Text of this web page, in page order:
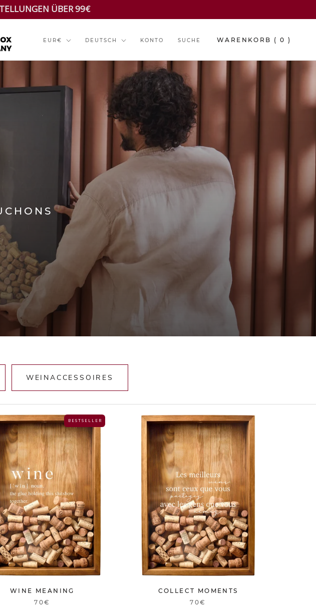
ÜBER 99€
Währung
EUR€ Sprache
DEUTSCH KONTO SUCHE WARENKORB ( 0 )
WEINACCESSOIRES
B E S T S E L L E R
WINE MEANING
70€
COLLECT MOMENTS
70€